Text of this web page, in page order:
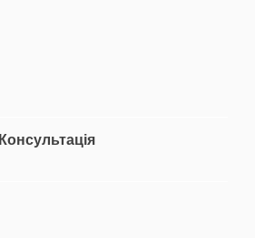
Консультація